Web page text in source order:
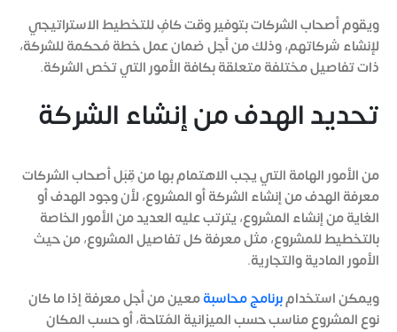
ويقوم أصحاب الشركات بتوفير وقت كافٍ للتخطيط الاستراتيجي
لإنشاء شركاتهم، وذلك من أجل ضمان عمل خطة مُحكمة للشركة،
ذات تفاصيل مختلفة متعلقة بكافة الأمور التي تخص الشركة.
تحديد الهدف من إنشاء الشركة
من الأمور الهامة التي يجب الاهتمام بها من قِبَل أصحاب الشركات
معرفة الهدف من إنشاء الشركة أو المشروع، لأن وجود الهدف أو
الغاية من إنشاء المشروع، يترتب عليه العديد من الأمور الخاصة
بالتخطيط للمشروع، مثل معرفة كل تفاصيل المشروع، من حيث
الأمور المادية والتجارية.
ويمكن استخدامبرنامج محاسبةمعين من أجل معرفة إذا ما كان
نوع المشروع مناسب حسب الميزانية المُتاحة، أو حسب المكان